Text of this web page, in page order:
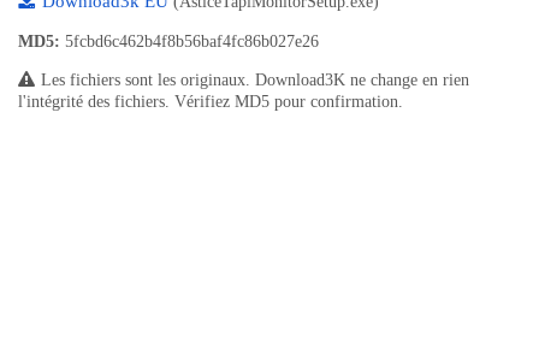
MD5: 5fcbd6c462b4f8b56baf4fc86b027e26
Les fichiers sont les originaux. Download3K ne change en rien
l'intégrité des fichiers. Vérifiez MD5 pour confirmation.